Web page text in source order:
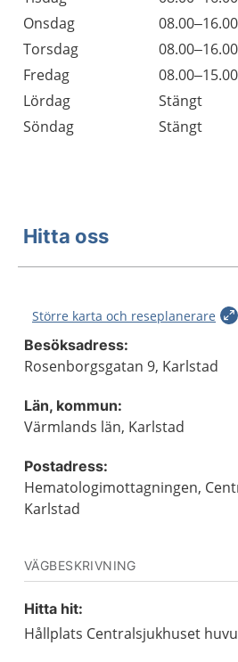
Onsdag
08.00–16.00
Torsdag
08.00–16.00
Fredag
08.00–15.00
Lördag
Stängt
Söndag
Stängt
Hitta oss
Större karta och reseplanerare
Besöksadress:
Rosenborgsgatan 9, Karlstad
Län, kommun:
Värmlands län, Karlstad
Postadress:
Hematologimottagningen,
Karlstad
VÄGBESKRIVNING
Hitta hit:
Hållplats Centralsjukhuset